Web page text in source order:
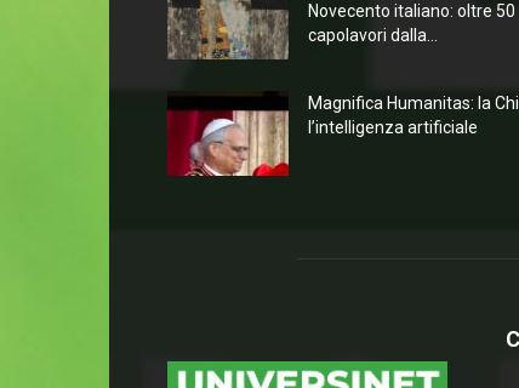
Novecento italiano: oltre 50
capolavori dalla...
Magnifica Humanitas: la
l’intelligenza artificiale